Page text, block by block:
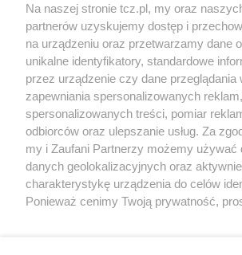
O FIRMIE POLITYKA
REKLAMA WSPÓŁPRACA RSS
Nasze serwisy
Aktualności
Tcz24
Na naszej stronie tcz.pl, my oraz
partnerów uzyskujemy dostęp i
na urządzeniu oraz przetwarzamy dane
unikalne identyfikatory, standardowe
przez urządzenie czy dane przeglądania
zapewniania spersonalizowanych
spersonalizowanych treści, pomiar
odbiorców oraz ulepszanie usług. Za
my i Zaufani Partnerzy możemy używać
danych geolokalizacyjnych oraz
charakterystykę urządzenia do celów
Ponieważ cenimy Twoją prywatność,